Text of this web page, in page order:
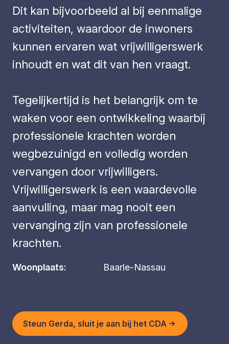
Dit kan bijvoorbeeld al bij eenmalige
activiteiten, waardoor de inwoners
kunnen ervaren wat vrijwilligerswerk
inhoudt en wat dit van hen vraagt.
Tegelijkertijd is het belangrijk om te
waken voor een ontwikkeling waarbij
professionele krachten worden
wegbezuinigd en volledig worden
vervangen door vrijwilligers.
Vrijwilligerswerk is een waardevolle
aanvulling, maar mag nooit een
vervanging zijn van professionele
krachten.
Woonplaats: Baarle-Nassau
Steun Gerda, sluit je aan bij het CDA